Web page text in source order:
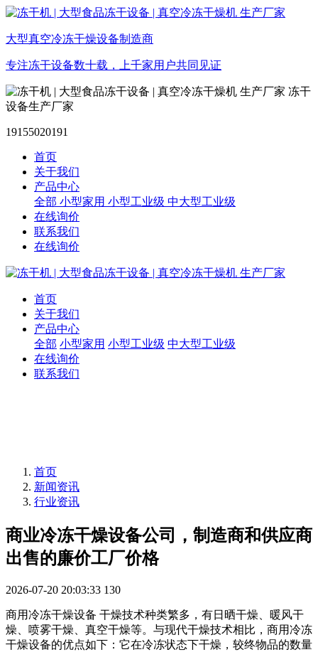
大型真空冷冻干燥设备制造商
专注冻干设备数十载，上千家用户共同见证
冻干
设备生产厂家
19155020191
首页
关于我们
产品中心
全部 小型家用 小型工业级 中大型工业级
在线询价
联系我们
在线询价
首页
关于我们
产品中心
全部 小型家用 小型工业级 中大型工业级
在线询价
联系我们
首页
新闻资讯
行业资讯
商业冷冻干燥设备公司，制造商和供应商
出售的廉价工厂价格
2026-07-20 20:03:33 130
商用冷冻干燥设备 干燥技术种类繁多，有日晒干燥、暖风干
燥、喷雾干燥、真空干燥等。与现代干燥技术相比，商用冷冻
干燥设备的优点如下：它在冷冻状态下干燥，较终物品的数量